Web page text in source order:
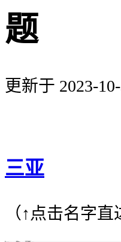
题
更新于 2023-
三亚
（↑点击名字直